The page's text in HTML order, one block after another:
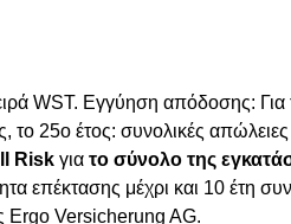
WST. Εγγύηση απόδοσης: Για
το 25ο έτος: συνολικές
Risk γιατο σύνολο της
επέκτασης μέχρι και 10 έτη
ErgoVersicherung AG.